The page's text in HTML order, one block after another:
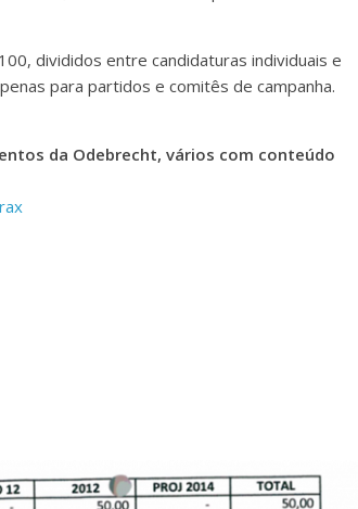
divididos entre candidaturas individuais e
para partidos e comitês de campanha.
da Odebrecht, vários com conteúdo